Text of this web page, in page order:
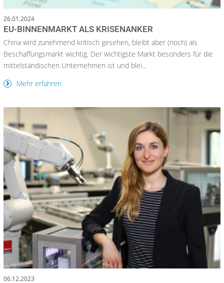
26.01.2024
EU-BINNENMARKT ALS KRISENANKER
China wird zunehmend kritisch gesehen, bleibt aber (noch) als
Beschaffungsmarkt wichtig. Der wichtigste Markt besonders für die
mittelständischen Unternehmen ist und blei...
Mehr erfahren
06.12.2023